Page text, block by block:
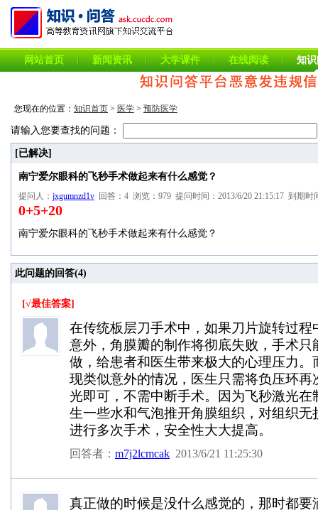
网站首页 新闻资讯 大学课件 在线阅读 知
您现在的位置： 知识首页 > 医学 > 预防医学
请输入您要查找的问题：
[已解决]
南宁爱尔眼科的飞秒手术做起来有什么感觉？
提问人： jxgumnzd1v 回答：4 浏览：979 提问时间：2013/6/20 21:15:17 到期时
0+5+20
南宁爱尔眼科的飞秒手术做起来有什么感觉？
此问题的回答(4)
[√最佳答案]
在传统板层刀手术中，如果刀片旋转过程
意外，角膜瓣的制作将彻底失败，手术只
做，给患者和医生带来极大的心理压力。
现类似意外的情况，医生只需将负压环再
光即可，不需中断手术。因为飞秒激光在
生一些水和气泡推开角膜组织，对组织无
进行多次手术，安全性大大提高。
回答者： m7j2lcmcak 2013/6/21 11:25:30
真正做的时候是没什么感觉的，那时都要